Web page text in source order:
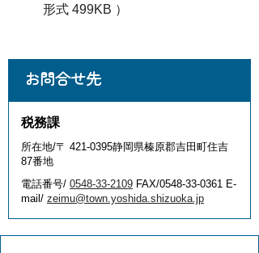
形式 499KB ）
お問合せ先
税務課
所在地/〒 421-0395静岡県榛原郡吉田町住吉
87番地
電話番号/ 0548-33-2109 FAX/0548-33-0361 E-
mail/ zeimu@town.yoshida.shizuoka.jp